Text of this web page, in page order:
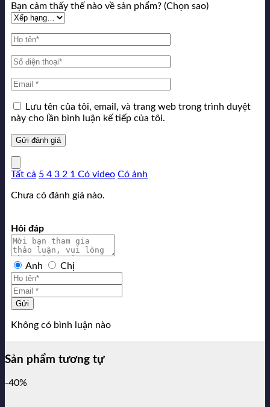
Bạn cảm thấy thế nào về sản phẩm? (Chọn sao)
Lưu tên của tôi, email, và trang web trong trình duyệt
này cho lần bình luận kế tiếp của tôi.
Tất cả 5 4 3 2 1 Có video Có ảnh
Chưa có đánh giá nào.
Hỏi đáp
Anh Chị
Gửi
Không có bình luận nào
Sản phẩm tương tự
-40%